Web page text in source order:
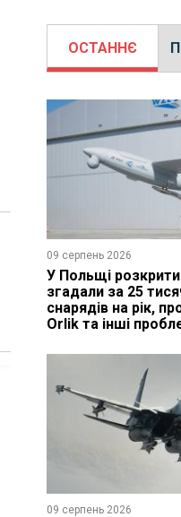
ОСТАННЄ
09 серпень 2026
У Польщі
згадали за 25
снарядів на рік,
Orlik та інші
09 серпень 2026